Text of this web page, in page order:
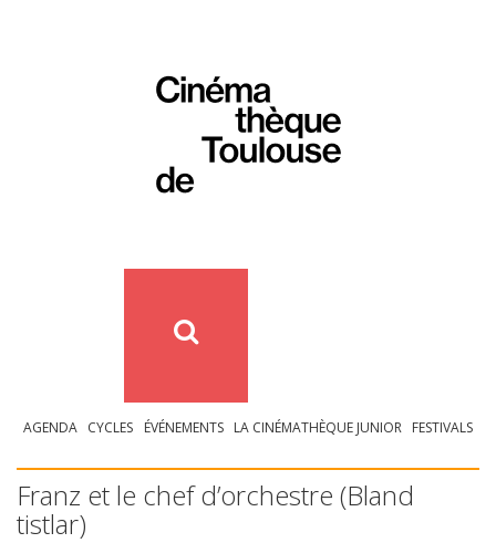
AGENDA CYCLES ÉVÉNEMENTS LA CINÉMATHÈQUE JUNIOR FESTIVALS
Franz et le chef d’orchestre (Bland
tistlar)